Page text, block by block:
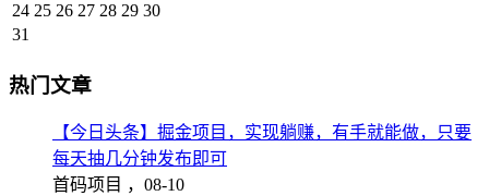
24 25 26 27 28 29 30
31
热门文章
【今日头条】掘金项目，实现躺赚，有手就能做，只要
每天抽几分钟发布即可
首码项目 ， 08-10